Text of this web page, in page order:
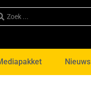
Nieuws